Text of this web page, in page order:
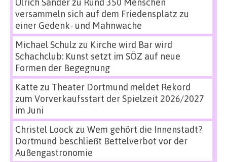
versammeln sich auf dem Friedensplatz zu
einer Gedenk- und Mahnwache
Michael Schulz zu Kirche wird Bar wird
Schachclub: Kunst setzt im SÖZ auf neue
Formen der Begegnung
Katte zu Theater Dortmund meldet Rekord
zum Vorverkaufsstart der Spielzeit 2026/2027
im Juni
Christel Loock zu Wem gehört die Innenstadt?
Dortmund beschließt Bettelverbot vor der
Außengastronomie